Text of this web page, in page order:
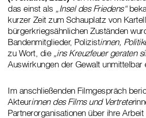
das einst als „Insel des Friedens“
kurzer Zeit zum Schauplatz von
bürgerkriegsähnlichen Zuständen
Bandenmitglieder, Polizistinnen,
zu Wort, die „ins Kreuzfeuer geraten
Auswirkungen der Gewalt unmittelbar
Im anschließenden Filmgespräch
Akteurinnen des Films und Vertreter
Partnerorganisationen über ihre